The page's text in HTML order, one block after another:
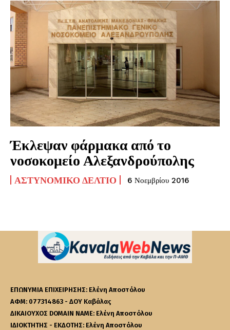
Έκλεψαν φάρμακα από το
νοσοκομείο Αλεξανδρούπολης
ΑΣΤΥΝΟΜΙΚΌ ΔΕΛΤΊΟ 6 Νοεμβρίου 2016
ΕΠΩΝΥΜΙΑ ΕΠΙΧΕΙΡΗΣΗΣ: Ελένη Αποστόλου
ΑΦΜ: 077314863 - ΔΟΥ Καβάλας
ΔΙΚΑΙΟΥΧΟΣ DOMAIN NAME: Ελένη Αποστόλου
ΙΔΙΟΚΤΗΤΗΣ - ΕΚΔΟΤΗΣ: Ελένη Αποστόλου